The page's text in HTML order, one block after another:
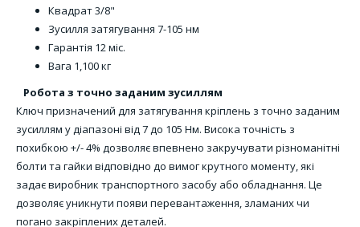
Квадрат3/8"
Зусилля затягування 7-105 нм
Гарантія 12 міс.
Вага 1,100 кг
Робота з точно заданим зусиллям
Ключ призначений для затягування кріплень з точно заданим
зусиллям у діапазоні від 7 до 105 Нм. Висока точність з
похибкою +/- 4% дозволяє впевнено закручувати різноманітні
болти та гайки відповідно до вимог крутного моменту, які
задає виробник транспортного засобу або обладнання. Це
дозволяє уникнути появи перевантаження, зламаних чи
погано закріплених деталей.